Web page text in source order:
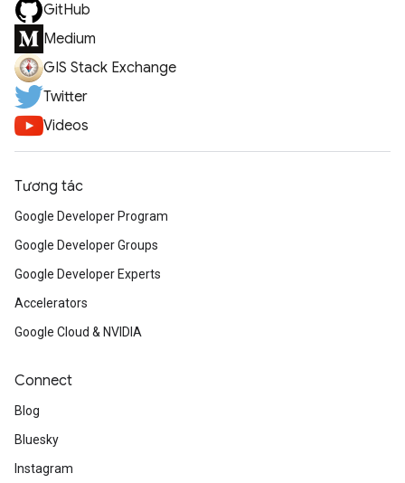
GitHub
Medium
GIS Stack Exchange
Twitter
Videos
Tương tác
Google Developer Program
Google Developer Groups
Google Developer Experts
Accelerators
Google Cloud & NVIDIA
Connect
Blog
Bluesky
Instagram